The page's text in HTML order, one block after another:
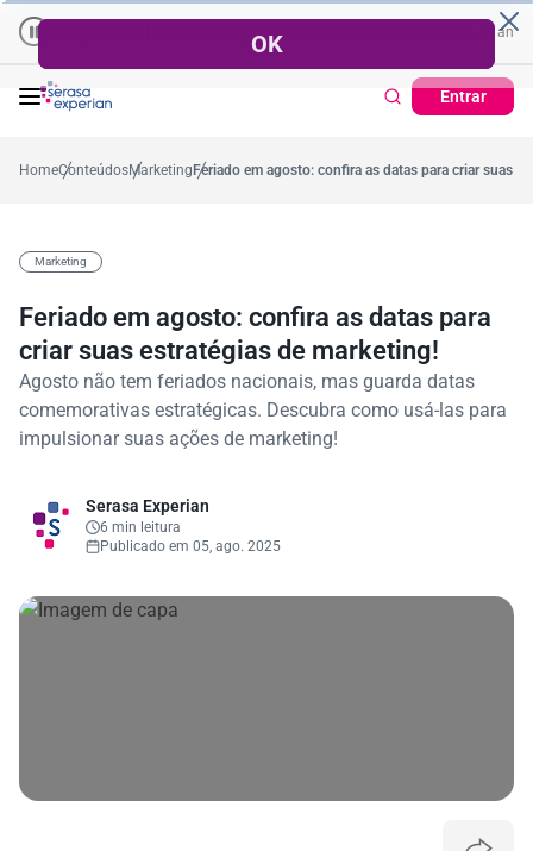
Empresas | Recuperação de Crédito 38,7%
Entrar
ano Cartão de Crédito | Cadastro
HomeConteúdosMarketing Feriado em agosto: confira as datas para criar suas
Marketing
Feriado em agosto: confira as datas para
criar suas estratégias de marketing!
Agosto não tem feriados nacionais, mas guarda datas
comemorativas estratégicas. Descubra como usá-las para
impulsionar suas ações de marketing!
Serasa Experian
6 min leitura
Publicado em 05, ago. 2025